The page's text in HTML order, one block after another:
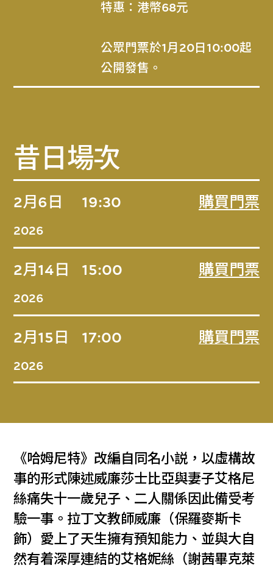
特惠：港幣68元
公眾門票於1月20日10:00起
公開發售。
昔日場次
2月6日
2026
19:30 購買門票
2月14日
2026
15:00 購買門票
2月15日
2026
17:00 購買門票
《哈姆尼特》改編自同名小説，以虛構故
事的形式陳述威廉莎士比亞與妻子艾格尼
絲痛失十一歲兒子、二人關係因此備受考
驗一事。拉丁文教師威廉（保羅麥斯卡
飾）愛上了天生擁有預知能力、並與大自
然有着深厚連結的艾格妮絲（謝茜畢克萊